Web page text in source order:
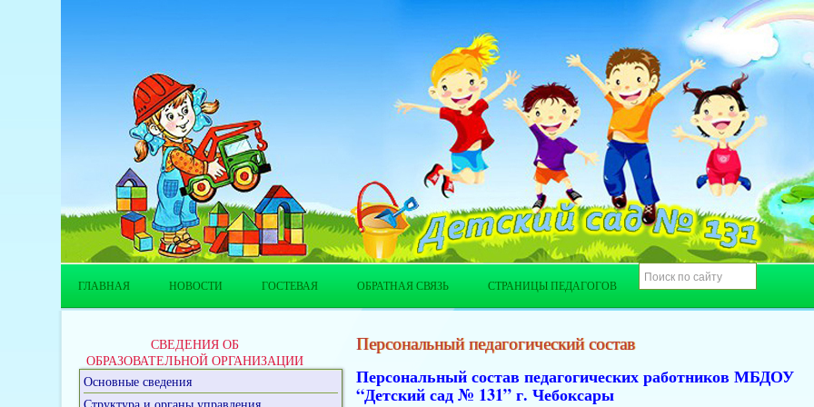
ГЛАВНАЯ НОВОСТИ ГОСТЕВАЯ ОБРАТНАЯ СВЯЗЬ СТРАНИЦЫ ПЕДАГОГОВ
СВЕДЕНИЯ ОБ
ОБРАЗОВАТЕЛЬНОЙ ОРГАНИЗАЦИИ
Основные сведения
Персональный педагогический состав
Персональный состав педагогических работников МБДОУ
“Детский сад № 131” г. Чебоксары